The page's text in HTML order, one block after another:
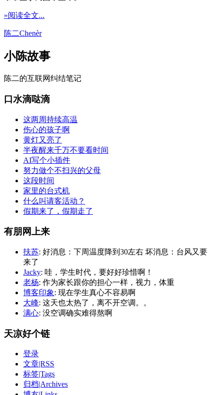
»阅读全文...
陈二Chenèr
小陈故事
陈二的互联网纠结笔记
口水滴哒滴
这两周持续高温
伤心的孩子啊
黄灯又亮了
半夜醒来千万不要看时间
AI写个小插件
努力做个不扫兴的父母
这段时间
家里的台式机
什么叫请客活动？
假期来了，假期走了
有朋网上来
扶苏: 好消息：下周温度降到30左右 坏消息：台风又要
来了
Jacky: 哇，学生时代，要好好珍惜啊！
老杨: 作为家长跟你的担心一样，视力，体重
博客印象: 现在学生真心不容易啊
大峰: 这天也太热了，离不开空调。。
满心: 没空调确实难得熬啊
天凉好个链
登录
文章|RSS
标签|Tags
归档|Archives